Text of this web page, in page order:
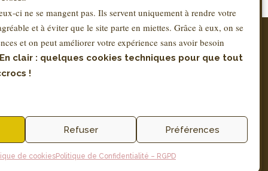
ci ne se mangent pas. Ils servent uniquement à rendre votre
et à éviter que le site parte en miettes. Grâce à eux, on se
et on peut améliorer votre expérience sans avoir besoin
En clair : quelques cookies techniques pour que tout
!
Refuser Préférences
de cookiesPolitique de Confidentialité – RGPD
RÉGLEMENTATION
Conditions Générales de Vente – CGV
Productions associées ASBL
Rue Coenraets 72, 1060 Bruxelles
TVA N° BE 0896 755 397